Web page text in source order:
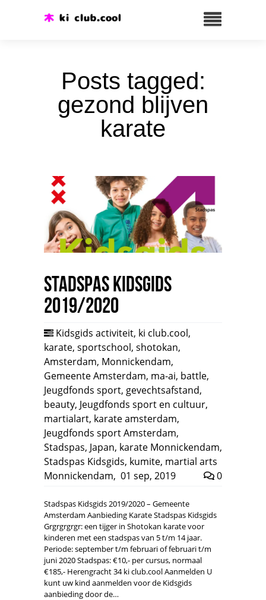
Posts tagged:
gezond blijven
karate
Stadspas Kidsgids
2019/2020
Kidsgids activiteit, ki club.cool,
karate, sportschool, shotokan,
Amsterdam, Monnickendam,
Gemeente Amsterdam, ma-ai, battle,
Jeugdfonds sport, gevechtsafstand,
beauty, Jeugdfonds sport en cultuur,
martialart, karate amsterdam,
Jeugdfonds sport Amsterdam,
Stadspas, Japan, karate Monnickendam,
Stadspas Kidsgids, kumite, martial arts
Monnickendam, 01 sep, 2019 0
Stadspas Kidsgids 2019/2020 – Gemeente
Amsterdam Aanbieding Karate Stadspas Kidsgids
Grgrgrgrgr: een tijger in Shotokan karate voor
kinderen met een stadspas van 5 t/m 14 jaar.
Periode: september t/m februari of februari t/m
juni 2020 Stadspas: €10,- per cursus, normaal
€185,- Herengracht 34 ki club.cool Aanmelden U
kunt uw kind aanmelden voor de Kidsgids
aanbieding door de…